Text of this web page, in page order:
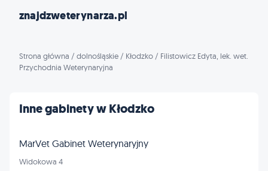
znajdzweterynarza.pl
Strona główna / dolnośląskie / Kłodzko / Filistowicz Edyta, lek. wet.
Przychodnia Weterynaryjna
Inne gabinety w Kłodzko
MarVet Gabinet Weterynaryjny
Widokowa 4